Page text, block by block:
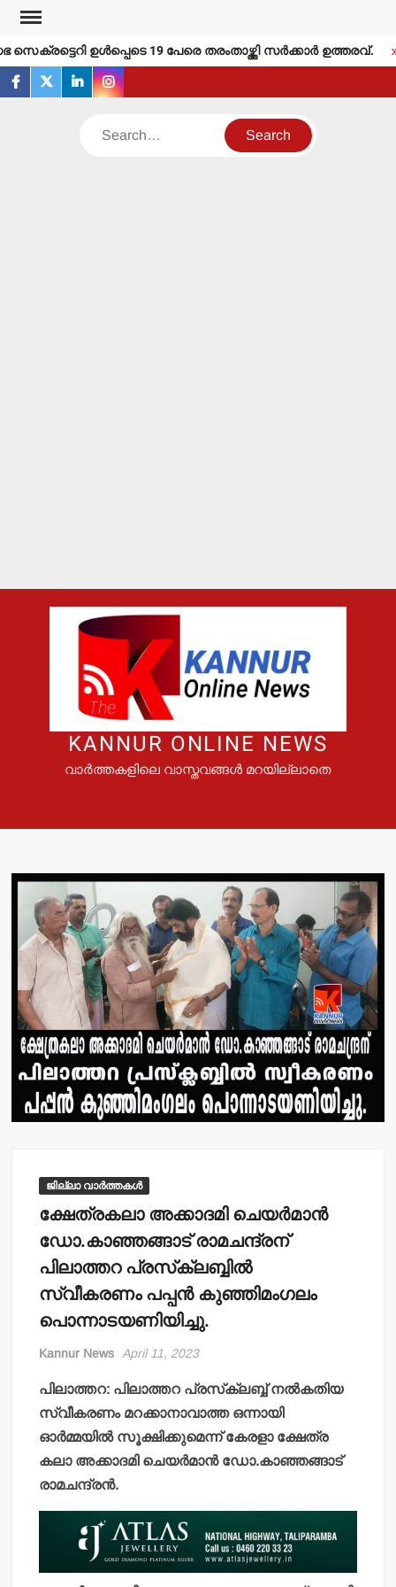
Skip
content
ഉള്‍പ്പെടെ 19 പേരെ തരംതാഴ്ത്തി സര്‍ക്കാര്‍ ഉത്തരവ്.
facebook
twitterlinkedininstagram
Search
KANNUR ONLINE NEWS
വാർത്തകളിലെ വാസ്തവങ്ങൾ മറയില്ലാതെ
ജില്ലാ വാർത്തകൾ
ക്ഷേത്രകലാ അക്കാദമി ചെയര്‍മാന്‍
ഡോ.കാഞ്ഞങ്ങാട് രാമചന്ദ്രന്
പിലാത്തറ പ്രസ്‌ക്ലബ്ബില്‍
സ്വീകരണം പപ്പന്‍ കുഞ്ഞിമംഗലം
പൊന്നാടയണിയിച്ചു.
Kannur News April 11, 2023
പിലാത്തറ: പിലാത്തറ പ്രസ്‌ക്ലബ്ബ് നല്‍കതിയ
സ്വീകരണം മറക്കാനാവാത്ത ഒന്നായി
ഓര്‍മ്മയില്‍ സൂക്ഷിക്കുമെന്ന് കേരളാ ക്ഷേത്ര
കലാ അക്കാദമി ചെയര്‍മാന്‍ ഡോ.കാഞ്ഞങ്ങാട്
രാമചന്ദ്രന്‍.